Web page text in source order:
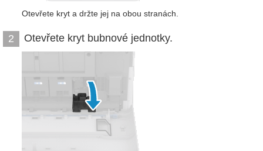
Otevřete kryt a držte jej na obou stranách.
2 Otevřete kryt bubnové jednotky.